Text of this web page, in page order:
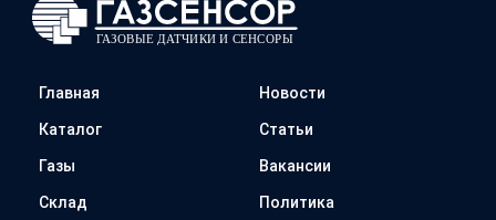
Главная
Каталог
Газы
Склад
Новости
Статьи
Вакансии
Политика